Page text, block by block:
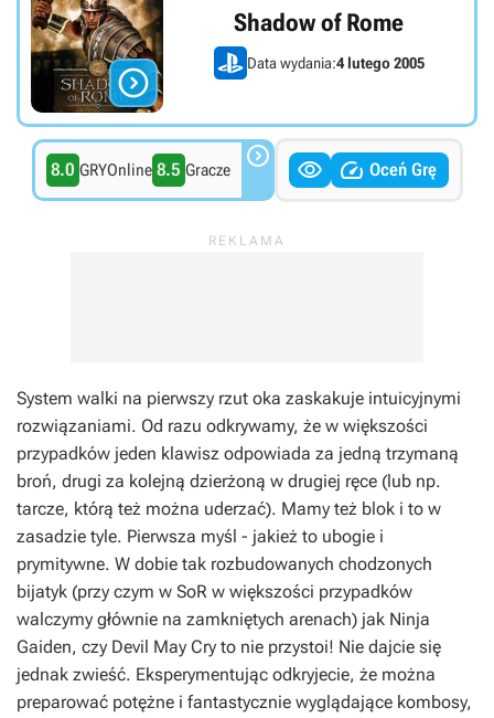

Shadow of Rome
Data wydania:4 lutego 2005
8.0 GRYOnline 8.5 Gracze    Oceń Grę
System walki na pierwszy rzut oka zaskakuje intuicyjnymi
rozwiązaniami. Od razu odkrywamy, że w większości
przypadków jeden klawisz odpowiada za jedną trzymaną
broń, drugi za kolejną dzierżoną w drugiej ręce (lub np.
tarcze, którą też można uderzać). Mamy też blok i to w
zasadzie tyle. Pierwsza myśl - jakież to ubogie i
prymitywne. W dobie tak rozbudowanych chodzonych
bijatyk (przy czym w SoR w większości przypadków
walczymy głównie na zamkniętych arenach) jak Ninja
Gaiden, czy Devil May Cry to nie przystoi! Nie dajcie się
jednak zwieść. Eksperymentując odkryjecie, że można
preparować potężne i fantastycznie wyglądające kombosy,